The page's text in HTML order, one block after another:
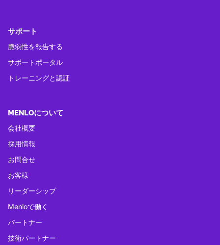
サポート
脆弱性を報告する
サポートポータル
トレーニングと認証
MENLOについて
会社概要
採用情報
お問合せ
お客様
リーダーシップ
Menloで働く
パートナー
技術パートナー